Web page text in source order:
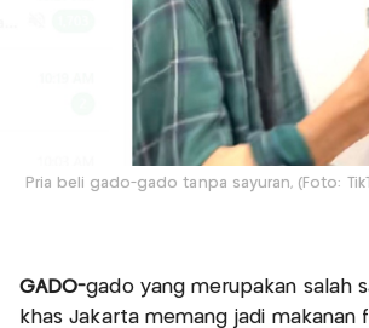
Pria beli gado-gado tanpa sayuran, (Foto:
GADO-gado yang merupakan salah
khas Jakarta memang jadi makanan